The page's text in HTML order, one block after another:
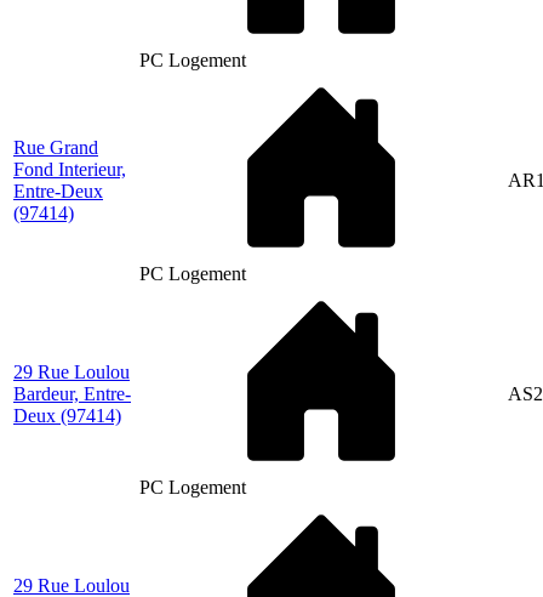
PC Logement
Rue Grand
Fond Interieur,
Entre-Deux
(97414)
PC Logement
29 Rue Loulou
Bardeur, Entre-
Deux (97414)
PC Logement
29 Rue Loulou